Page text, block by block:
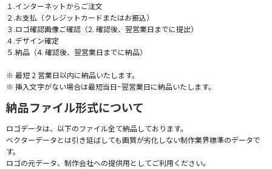
１.インターネットからご注文
２.お支払（クレジットカードまたはお振込）
３.ロゴ確認画像ご確認（2. 確認後、翌営業日までに提出）
４.デザイン確定
５.納品（4. 確認後、翌営業日までに納品）
※ 最短 2 営業日以内に納品いたします。
※ 挿入文字がない場合は最短当日~翌営業日に納品いたします。
納品ファイル形式について
ロゴデータは、以下のファイル全て納品しております。
ベクターデータとは引き延ばしても画質が劣化しない制作業界標準のデータで
す。
ロゴの元データ、制作会社への提供用としてご利用ください。